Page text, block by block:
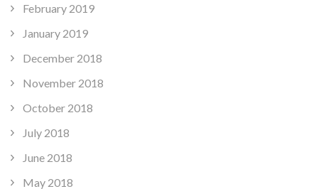
February 2019
January 2019
December 2018
November 2018
October 2018
July 2018
June 2018
May 2018